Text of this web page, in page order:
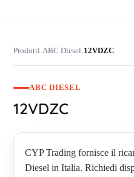
Prodotti›ABC Diesel›12VDZC
ABC DIESEL
12VDZC
CYP Trading fornisce il
Diesel in Italia. Richiedi